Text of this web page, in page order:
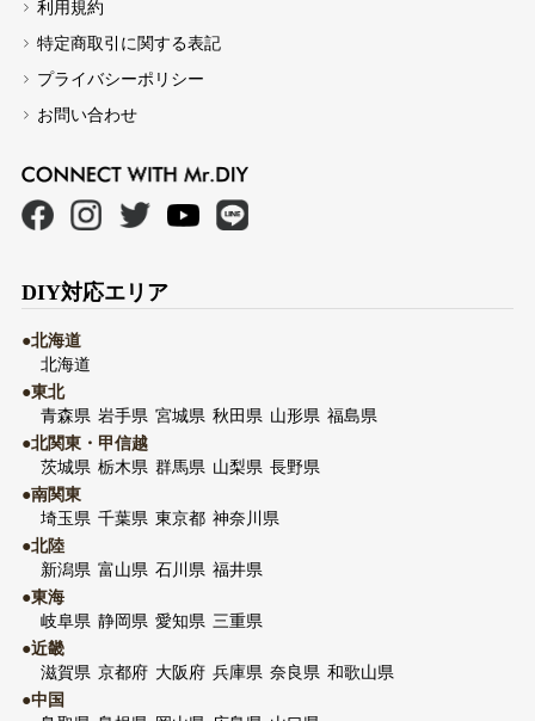
利用規約
特定商取引に関する表記
プライバシーポリシー
お問い合わせ
DIY対応エリア
●北海道
北海道
●東北
青森県 岩手県 宮城県 秋田県 山形県 福島県
●北関東・甲信越
茨城県 栃木県 群馬県 山梨県 長野県
●南関東
埼玉県 千葉県 東京都 神奈川県
●北陸
新潟県 富山県 石川県 福井県
●東海
岐阜県 静岡県 愛知県 三重県
●近畿
滋賀県 京都府 大阪府 兵庫県 奈良県 和歌山県
●中国